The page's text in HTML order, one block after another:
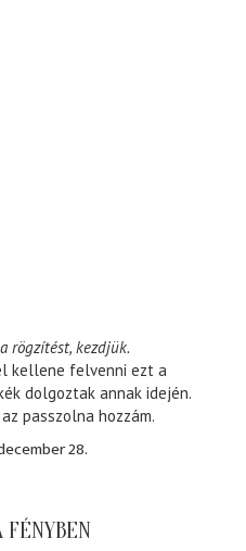
rögzítést, kezdjük.
kellene felvenni ezt a
dolgoztak annak idején.
passzolna hozzám.
28.